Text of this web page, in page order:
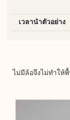
เวลานำตัวอย่าง
ไม่มีล้อจึงไม่ทำให้